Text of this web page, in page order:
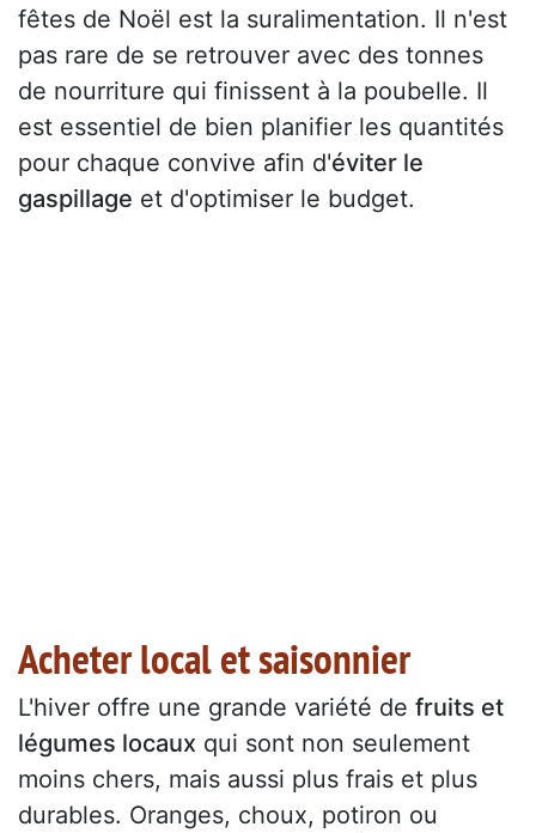
fêtes de Noël est la suralimentation. Il n'est
pas rare de se retrouver avec des tonnes
de nourriture qui finissent à la poubelle. Il
est essentiel de bien planifier les quantités
pour chaque convive afin d'éviter le
gaspillage et d'optimiser le budget.
Acheter local et saisonnier
L'hiver offre une grande variété de fruits et
légumes locaux qui sont non seulement
moins chers, mais aussi plus frais et plus
durables. Oranges, choux, potiron ou